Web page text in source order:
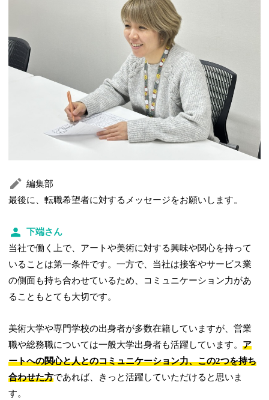
編集部
最後に、転職希望者に対するメッセージをお願いします。
下端さん
当社で働く上で、アートや美術に対する興味や関心を持って
いることは第一条件です。一方で、当社は接客やサービス業
の側面も持ち合わせているため、コミュニケーション力があ
ることもとても大切です。
美術大学や専門学校の出身者が多数在籍していますが、営業
職や総務職については一般大学出身者も活躍しています。ア
ートへの関心と人とのコミュニケーション力、この2つを持ち
合わせた方であれば、きっと活躍していただけると思いま
す。